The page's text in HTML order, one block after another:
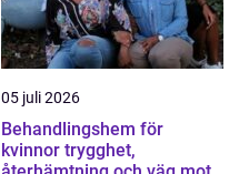
05 juli 2026
Behandlingshem för
kvinnor trygghet,